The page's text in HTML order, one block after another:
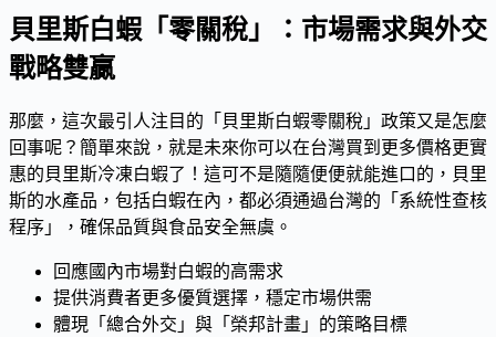
貝里斯白蝦「零關稅」：市場需求與外交
戰略雙贏
那麼，這次最引人注目的「貝里斯白蝦零關稅」政策又是怎麼
回事呢？簡單來說，就是未來你可以在台灣買到更多價格更實
惠的貝里斯冷凍白蝦了！這可不是隨隨便便就能進口的，貝里
斯的水產品，包括白蝦在內，都必須通過台灣的「系統性查核
程序」，確保品質與食品安全無虞。
回應國內市場對白蝦的高需求
提供消費者更多優質選擇，穩定市場供需
體現「總合外交」與「榮邦計畫」的策略目標